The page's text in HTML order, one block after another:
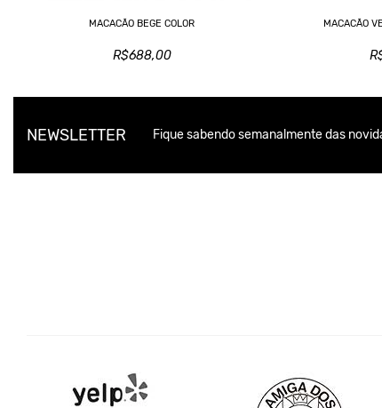
MACACÃO BEGE COLOR
R$688,00
MACACÃO
NEWSLETTER Fique sabendo semanalmente das